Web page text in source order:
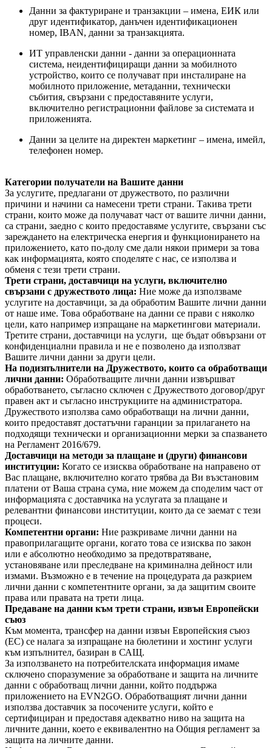
Данни за фактуриране и транзакции – имена, ЕИК или
друг идентификатор, данъчен идентификационен
номер, IBAN, данни за транзакцията.
ИТ управленски данни - данни за операционната
система, неидентифициращи данни за мобилното
устройство, които се получават при инсталиране на
мобилното приложение, метаданни, технически
събития, свързани с предоставяните услуги,
включително регистрационни файлове за системата и
приложенията.
Данни за целите на директен маркетинг – имена, имейл,
телефонен номер.
Категории получатели на Вашите данни
За услугите, предлагани от дружеството, по различни
причини и начини са намесени трети страни. Такива трети
страни, които може да получават част от вашите лични данни,
са страни, заедно с които предоставяме услугите, свързани със
зареждането на електрическа енергия и функционирането на
приложението, като по-долу сме дали някои примери за това
как информацията, която споделяте с нас, се използва и
обменя с тези трети страни.
Трети страни, доставчици на услуги, включително
свързани с дружеството лица: Ние може да използваме
услугите на доставчици, за да обработим Вашите лични данни
от наше име. Това обработване на данни се прави с няколко
цели, като например изпращане на маркетингови материали.
Третите страни, доставчици на услуги, ще бъдат обвързани от
конфиденциални правила и не е позволено да използват
Вашите лични данни за други цели.
На подизпълнители на Дружеството, които са обработващи
лични данни: Обработващите лични данни извършват
обработването, съгласно сключен с Дружеството договор/друг
правен акт и съгласно инструкциите на администратора.
Дружеството използва само обработващи на лични данни,
които предоставят достатъчни гаранции за прилагането на
подходящи технически и организационни мерки за спазването
на Регламент 2016/679.
Доставчици на методи за плащане и (други) финансови
институции: Когато се изисква обработване на направено от
Вас плащане, включително когато трябва да Ви възстановим
платени от Ваша страна сума, ние можем да споделим част от
информацията с доставчика на услугата за плащане и
релевантни финансови институции, които да се заемат с тези
процеси.
Компетентни органи: Ние разкриваме лични данни на
правоприлагащите органи, когато това се изисква по закон
или е абсолютно необходимо за предотвратяване,
установяване или преследване на криминална дейност или
измами. Възможно е в течение на процедурата да разкрием
лични данни с компетентните органи, за да защитим своите
права или правата на трети лица.
Предаване на данни към трети страни, извън Европейски
съюз
Към момента, трансфер на данни извън Европейския съюз
(ЕС) се налага за изпращане на бюлетини и хостинг услуги
към изпълнител, базиран в САЩ.
За използването на потребителската информация имаме
сключено споразумение за обработване и защита на личните
данни с обработващ лични данни, който поддържа
приложението на EVN2GO. Обработващият лични данни
използва доставчик за посочените услуги, който е
сертифициран и предоставя адекватно ниво на защита на
личните данни, което е еквивалентно на Общия регламент за
защита на личните данни.